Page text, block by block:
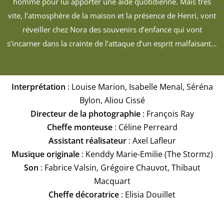
vite, l’atmosphère de la maison et la présence de Henri, vont
réveiller chez Nora des souvenirs d’enfance qui vont
s’incarner dans la crainte de l’attaque d’un esprit malfaisant…
Interprétation : Louise Marion, Isabelle Menal, Séréna
Bylon, Aliou Cissé
Directeur de la photographie: François Ray
Cheffe monteuse: Céline Perreard
Assistant réalisateur: Axel Lafleur
Musique originale: Kenddy Marie-Emilie (The Stormz)
Son : Fabrice Valsin, Grégoire Chauvot, Thibaut
Macquart
Cheffe décoratrice : Elisia Douillet